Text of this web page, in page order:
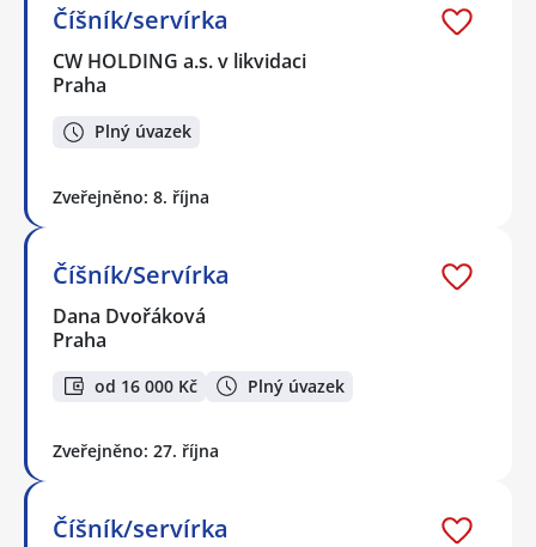
Číšník/servírka
CW HOLDING a.s. v likvidaci
Praha
Plný úvazek
Zveřejněno: 8. října
Číšník/Servírka
Dana Dvořáková
Praha
od 16 000 Kč Plný úvazek
Zveřejněno: 27. října
Číšník/servírka